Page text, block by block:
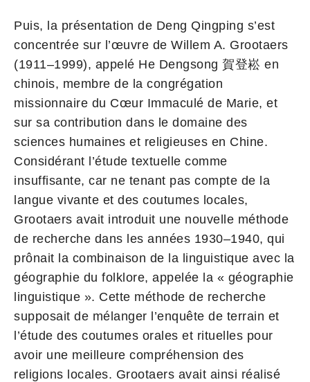
Puis, la présentation de Deng Qingping s’est
concentrée sur l’œuvre de Willem A. Grootaers
(1911–1999), appelé He Dengsong 賀登崧 en
chinois, membre de la congrégation
missionnaire du Cœur Immaculé de Marie, et
sur sa contribution dans le domaine des
sciences humaines et religieuses en Chine.
Considérant l’étude textuelle comme
insuffisante, car ne tenant pas compte de la
langue vivante et des coutumes locales,
Grootaers avait introduit une nouvelle méthode
de recherche dans les années 1930–1940, qui
prônait la combinaison de la linguistique avec la
géographie du folklore, appelée la « géographie
linguistique ». Cette méthode de recherche
supposait de mélanger l’enquête de terrain et
l’étude des coutumes orales et rituelles pour
avoir une meilleure compréhension des
religions locales. Grootaers avait ainsi réalisé